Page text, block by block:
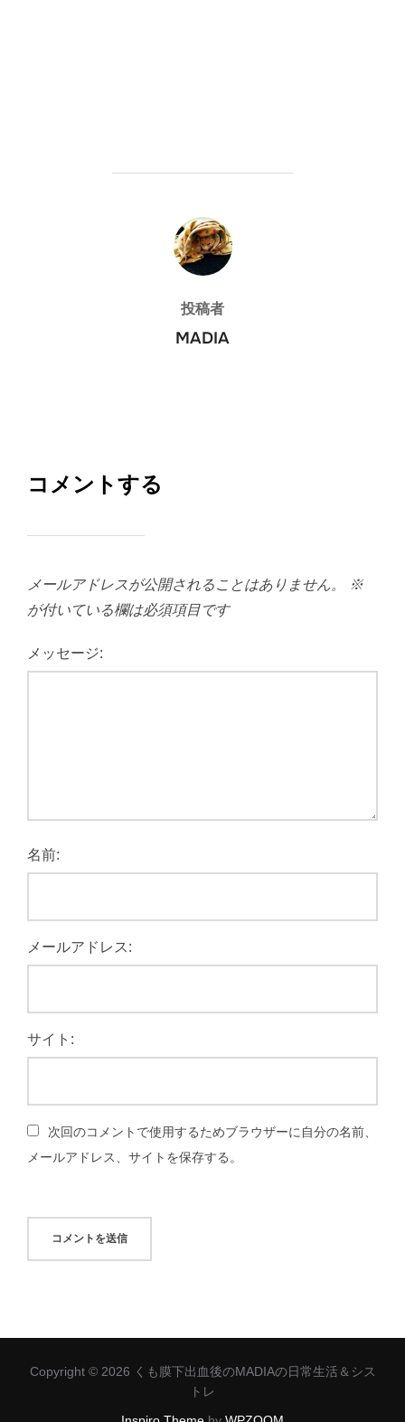
投稿者
投稿者
MADIA
コメントする
メールアドレスが公開されることはありません。
※
が付いている欄は必須項目です
メッセージ:
名前:
メールアドレス:
サイト:
次回のコメントで使用するためブラウザーに自分の名前、
メールアドレス、サイトを保存する。
Copyright © 2026 くも膜下出血後のMADIAの日常生活＆シス
トレ